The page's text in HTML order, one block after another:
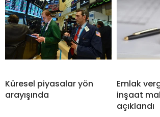
Küresel piyasalar yön
arayışında
Emlak
inşaat
açıklandı